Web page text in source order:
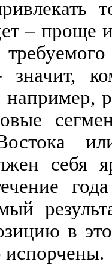
– проще
значит,
себя
в
испорчены.